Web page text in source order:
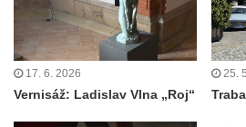
17. 6. 2026
Vernisáž: Ladislav Vlna „Roj“
25.